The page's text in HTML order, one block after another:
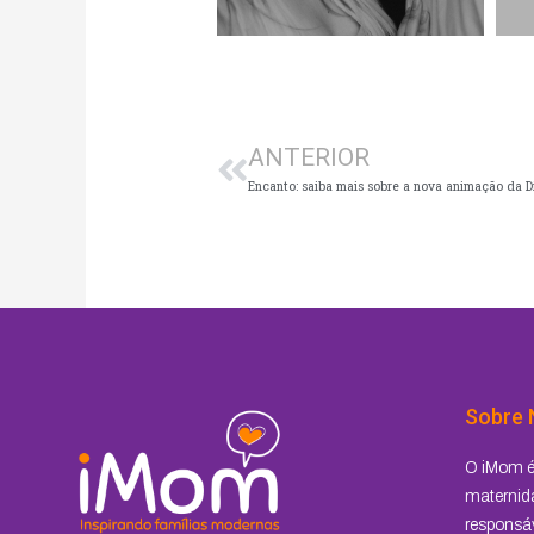
ANTERIOR
Encanto: saiba mais sobre a nova animação da
Sobre
O iMom